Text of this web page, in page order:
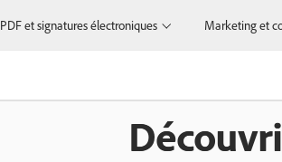
PDF et signatures électroniques Marketing et